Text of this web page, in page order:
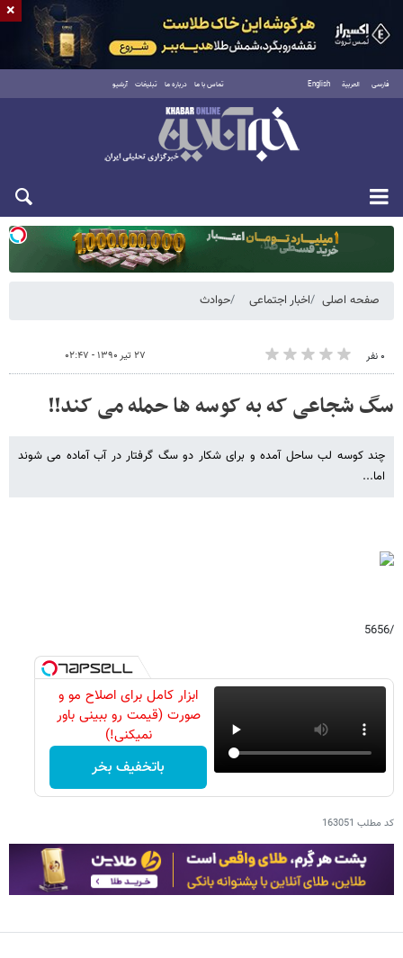
فارسی العربية English تماس با ما درباره ما تبلیغات آرشیو
یکشنبه ۱۸ مرداد ۱۴۰۵
صفحه اصلی اخبار اجتماعی حوادث
۰ نفر ۲۷ تیر ۱۳۹۰ - ۰۲:۴۷
سگ شجاعی که به کوسه ها حمله می کند!!
چند کوسه لب ساحل آمده و برای شکار دو سگ گرفتار در آب آماده می شوند
اما...
/5656
ابزار کامل برای اصلاح مو و
صورت (قیمت رو ببینی باور
نمیکنی!)
باتخفیف بخر
کد مطلب 163051
×